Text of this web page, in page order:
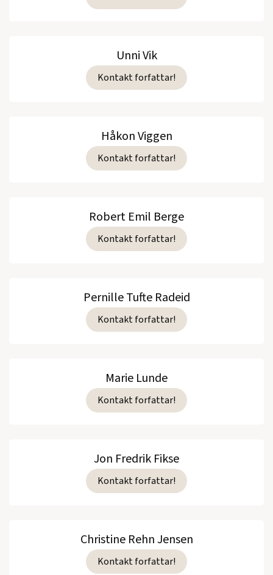
Unni Vik
Kontakt forfattar!
Håkon Viggen
Kontakt forfattar!
Robert Emil Berge
Kontakt forfattar!
Pernille Tufte Radeid
Kontakt forfattar!
Marie Lunde
Kontakt forfattar!
Jon Fredrik Fikse
Kontakt forfattar!
Christine Rehn Jensen
Kontakt forfattar!